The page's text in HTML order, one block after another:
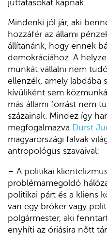
juttatásokat kapnak.
Mindenki jól jár, aki
hozzáfér az állami
állítanánk, hogy ennek
demokráciához. A
munkát vállalni nem
ellenzék, amely labdába
kívüliként sem
más állami forrást nem
százainak. Mindez így
megfogalmazva Durst
magyarországi falvak
antropológus szavaival:
– A politikai
problémamegoldó
politikai párt és a kliens
van egy bróker vagy
polgármester, aki
enyhíti az óriásira nőtt